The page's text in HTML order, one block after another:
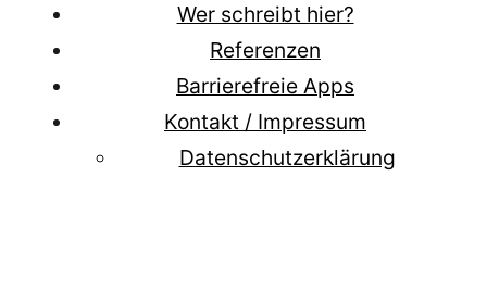
Wer schreibt hier?
Referenzen
Barrierefreie Apps
Kontakt / Impressum
Datenschutzerklärung